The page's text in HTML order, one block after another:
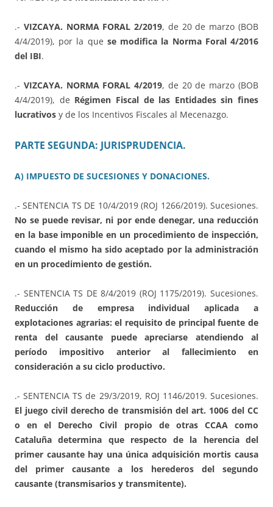
.- VIZCAYA. NORMA FORAL 2/2019, de 20 de marzo (BOB
4/4/2019), por la que se modifica la Norma Foral 4/2016
del IBI.
.- VIZCAYA. NORMA FORAL 4/2019, de 20 de marzo (BOB
4/4/2019), de Régimen Fiscal de las Entidades sin fines
lucrativos y de los Incentivos Fiscales al Mecenazgo.
PARTE SEGUNDA: JURISPRUDENCIA.
A) IMPUESTO DE SUCESIONES Y DONACIONES.
.- SENTENCIA TS DE 10/4/2019 (ROJ 1266/2019). Sucesiones.
No se puede revisar, ni por ende denegar, una reducción
en la base imponible en un procedimiento de inspección,
cuando el mismo ha sido aceptado por la administración
en un procedimiento de gestión.
.- SENTENCIA TS DE 8/4/2019 (ROJ 1175/2019). Sucesiones.
Reducción de empresa individual aplicada a
explotaciones agrarias: el requisito de principal fuente de
renta del causante puede apreciarse atendiendo al
período impositivo anterior al fallecimiento en
consideración a su ciclo productivo.
.- SENTENCIA TS de 29/3/2019, ROJ 1146/2019. Sucesiones.
El juego civil derecho de transmisión del art. 1006 del CC
o en el Derecho Civil propio de otras CCAA como
Cataluña determina que respecto de la herencia del
primer causante hay una única adquisición mortis causa
del primer causante a los herederos del segundo
causante (transmisarios y transmitente).